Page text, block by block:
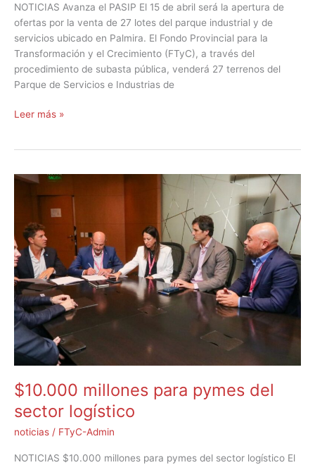
NOTICIAS Avanza el PASIP El 15 de abril será la apertura de
ofertas por la venta de 27 lotes del parque industrial y de
servicios ubicado en Palmira. El Fondo Provincial para la
Transformación y el Crecimiento (FTyC), a través del
procedimiento de subasta pública, venderá 27 terrenos del
Parque de Servicios e Industrias de
Leer más »
$10.000 millones para pymes del
sector logístico
noticias / FTyC-Admin
NOTICIAS $10.000 millones para pymes del sector logístico El
$10.000
millones
pymes
del
sector
logístico